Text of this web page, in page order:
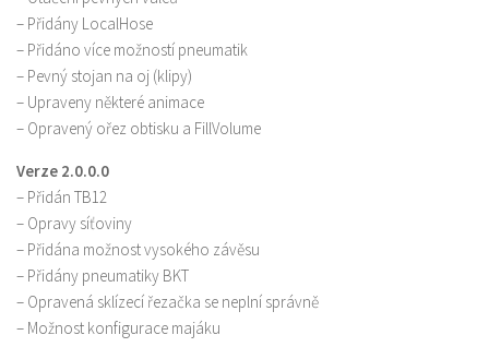
– Přidány LocalHose
– Přidáno více možností pneumatik
– Pevný stojan na oj (klipy)
– Upraveny některé animace
– Opravený ořez obtisku a FillVolume
Verze 2.0.0.0
– Přidán TB12
– Opravy síťoviny
– Přidána možnost vysokého závěsu
– Přidány pneumatiky BKT
– Opravená sklízecí řezačka se neplní správně
– Možnost konfigurace majáku